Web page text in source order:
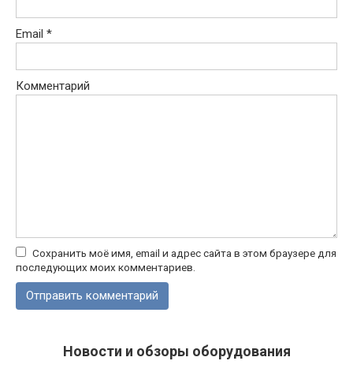
Email *
Комментарий
Сохранить моё имя, email и адрес сайта в этом браузере для
последующих моих комментариев.
Новости и обзоры оборудования